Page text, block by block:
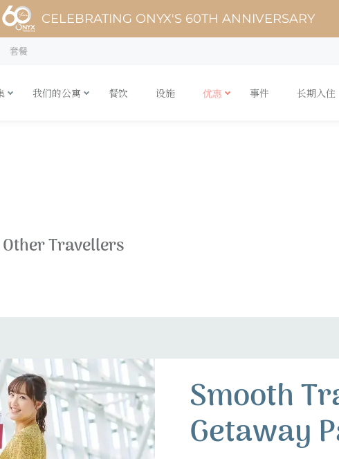
CELEBRATING ONYX'S 60TH ANNIVERSARY
套餐
我们的公寓 餐饮 设施 优惠 事件 长期入住
Travellers
Smooth
Getaway